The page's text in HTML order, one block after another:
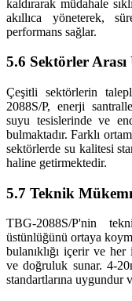
kaldırarak müdahale
akıllıca yöneterek,
performans sağlar.
5.6 Sektörler
Çeşitli sektörlerin
2088S/P, enerji
suyu tesislerinde ve
bulmaktadır. Farklı
sektörlerde su kalitesi
haline getirmektedir.
5.7 Teknik
TBG-2088S/P'nin
üstünlüğünü ortaya
bulanıklığı içerir ve
ve doğruluk sunar. 4-
standartlarına uygundur